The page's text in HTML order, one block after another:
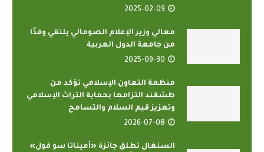
2025-02-09
معالي وزير الإعلام الصومالي يلتقي وفدًا
من جامعة الدول العربية
2025-09-30
منظمة التعاون الإسلامي تؤكد من
طشقند التزامها بحماية التراث الإسلامي
وتعزيز قيم السلام والتسامح
2026-07-08
السنغال تطلق جائزة «أميناتا سو فول»